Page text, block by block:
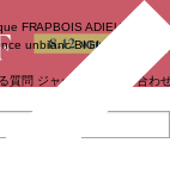
FRAPBOIS ADIEU
unbilanc BIGI online store
質問 ジャーナル お問い合わ